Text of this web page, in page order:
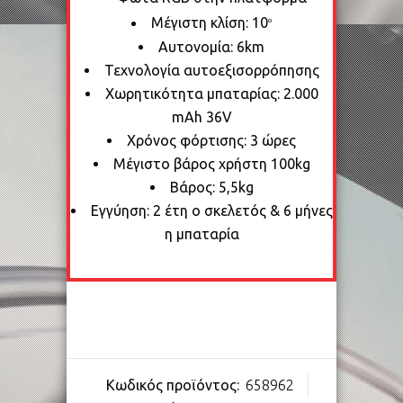
Μέγιστη κλίση: 10ο
Αυτονομία: 6km
Τεχνολογία αυτοεξισορρόπησης
Χωρητικότητα μπαταρίας: 2.000
mAh 36V
Χρόνος φόρτισης: 3 ώρες
Μέγιστο βάρος χρήστη 100kg
Bάρος: 5,5kg
Εγγύηση: 2 έτη ο σκελετός & 6 μήνες
η μπαταρία
Κωδικός προϊόντος: 658962